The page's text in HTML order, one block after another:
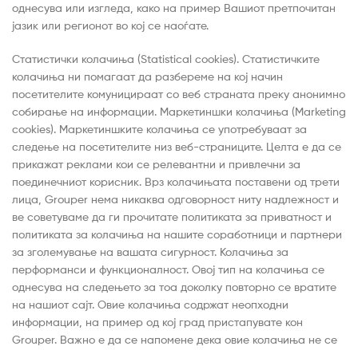
однесува или изгледа, како на пример Вашиот претпочитан
јазик или регионот во кој се наоѓате.
Статистички колачиња (Statistical cookies). Статистичките
колачиња ни помагаат да разбереме на кој начин
посетителите комуницираат со веб страната преку анонимно
собирање на информации. Маркетиншки колачиња (Marketing
cookies). Маркетиншките колачиња се употребуваат за
следење на посетителите низ веб-страниците. Целта е да се
прикажат реклами кои се релевантни и привлечни за
поединечниот корисник. Врз колачињата поставени од трети
лица, Grouper нема никаква одговорност ниту надлежност и
ве советуваме да ги прочитате политиката за приватност и
политиката за колачиња на нашите соработници и партнери
за зголемување на вашата сигурност. Колачиња за
перформанси и функционалност. Овој тип на колачиња се
однесува на следењето за тоа доколку повторно се вратите
на нашиот сајт. Овие колачиња содржат неопходни
информации, на пример од кој град пристапувате кон
Grouper. Важно е да се напомене дека овие колачиња не се